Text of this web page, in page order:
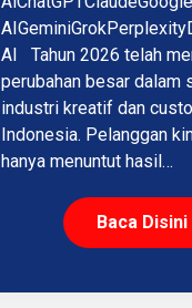
AI Tahun 2026 telah
perubahan besar dalam
industri kreatif dan
Indonesia. Pelanggan
hanya menuntut hasil…
Baca Disini